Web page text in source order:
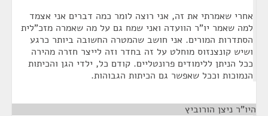
אחרי שאמרתי את זה, אני רוצה לומר כמה דברים אני אצמד
למה שאמר יו"ר הוועדה ואני שמח גם על מה שאמרה מזכ"לית
הסתדרות המורים. אני חושב שהמטרה החשובה ביותר כרגע
ושיש קונצנזוס מוחלט על זה בחדר וזה לייצר חזרה מהירה
ככל הניתן ללימודים פרונטליים. קודם כל, ילדי הגן והכיתות
הנמוכות וככל שאפשר גם הכיתות הגבוהות.
היו"ר ניצן הורוביץ